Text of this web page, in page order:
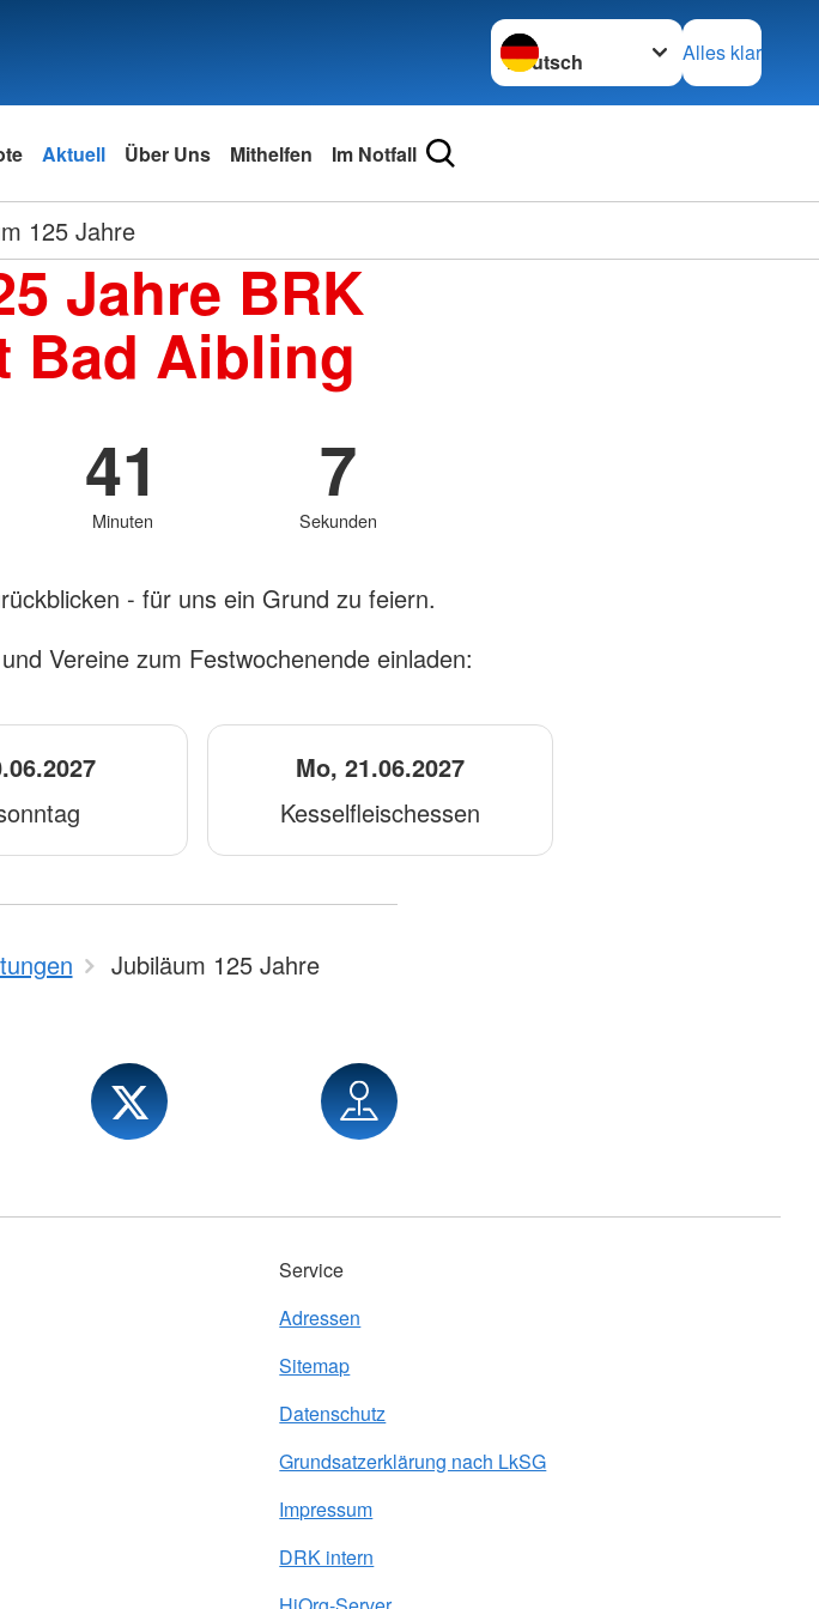
Sprache wechseln zu
Alles klar
Aktuell Über Uns Mithelfen Im Notfall
125 Jahre
Jahre BRK
Bad Aibling
41
Minuten
7
Sekunden
- für uns ein Grund zu feiern.
Vereine zum Festwochenende einladen:
Mo, 21.06.2027
Kesselfleischessen
Jubiläum 125 Jahre
Service
Adressen
Sitemap
Datenschutz
Grundsatzerklärung nach LkSG
Impressum
DRK intern